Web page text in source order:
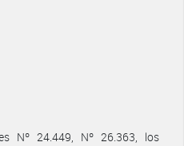
Nº 24.449, Nº 26.363, los